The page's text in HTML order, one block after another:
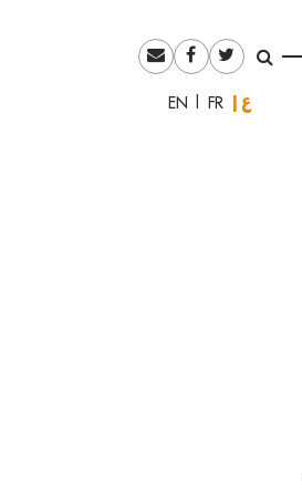
العربيةFrançais
English